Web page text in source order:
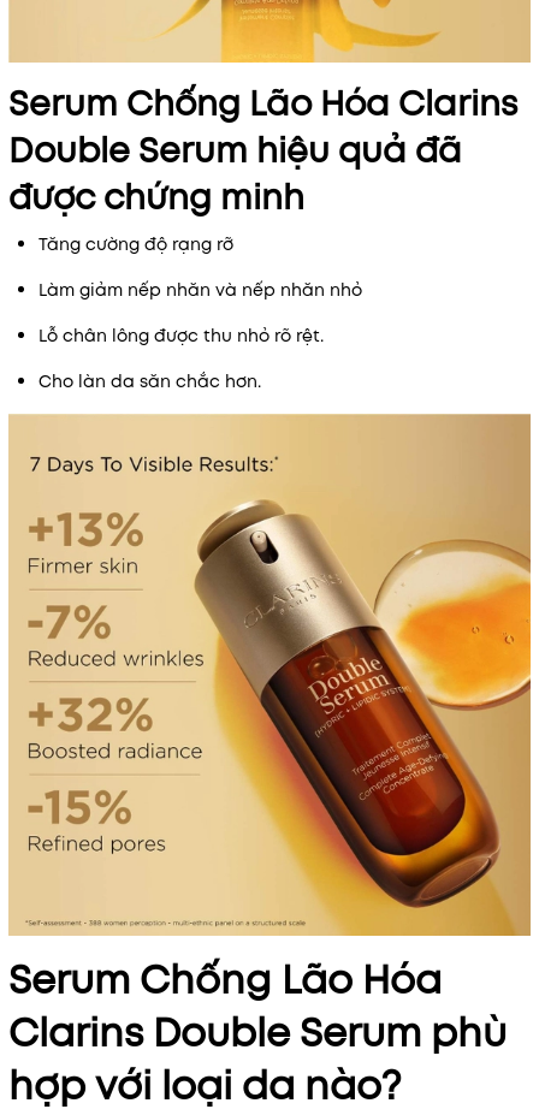
Serum Chống Lão Hóa Clarins
Double Serum hiệu quả đã
được chứng minh
Tăng cường độ rạng rỡ
Làm giảm nếp nhăn và nếp nhăn nhỏ
Lỗ chân lông được thu nhỏ rõ rệt.
Cho làn da săn chắc hơn.
Serum Chống Lão Hóa
Clarins Double Serum phù
hợp với loại da nào?